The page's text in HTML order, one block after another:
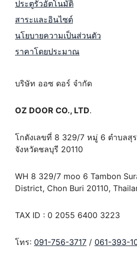
ประตูรั้วอัตโนมัติ
สาระและอินไซต์
นโยบายความเป็นส่วนตัว
ราคาโดยประมาณ
บริษัท ออซ ดอร์ จำกัด
OZ DOOR CO., LTD.
โกดังเลขที่ 8 329/7 หมู่ 6 ตำบลสุ
จังหวัดชลบุรี 20110
WH 8 329/7 moo 6 Tambon
District, Chon Buri 20110,
TAX ID : 0 2055 6400 3223
โทร: 091-756-3717 / 061-393-